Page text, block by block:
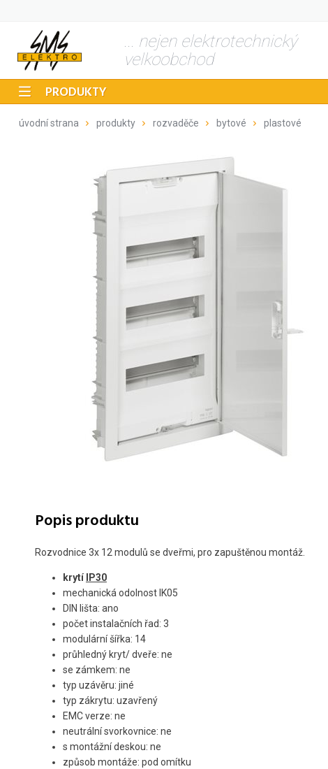
... nejen elektrotechnický
velkoobchod
PRODUKTY
úvodní strana produkty rozvaděče bytové plastové
Popis produktu
Rozvodnice 3x 12 modulů se dveřmi, pro zapuštěnou montáž.
krytí IP30
mechanická odolnost IK05
DIN lišta: ano
počet instalačních řad: 3
modulární šířka: 14
průhledný kryt/ dveře: ne
se zámkem: ne
typ uzávěru: jiné
typ zákrytu: uzavřený
EMC verze: ne
neutrální svorkovnice: ne
s montážní deskou: ne
způsob montáže: pod omítku